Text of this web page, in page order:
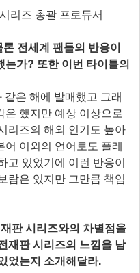
리즈 총괄 프로듀서​
전세계 팬들의 반응이
는가? 또한 이번 타이틀의
은 해에 발매했고 그래
했지만 예상 이상으로
리즈의 해외 인기도 높아
이외의 언어로도 플레
고 있었기에 이런 반응이
람은 있지만 그만큼 책임
판 시리즈와의 차별점을
재판 시리즈의 느낌을 남
었는지 소개해달라.